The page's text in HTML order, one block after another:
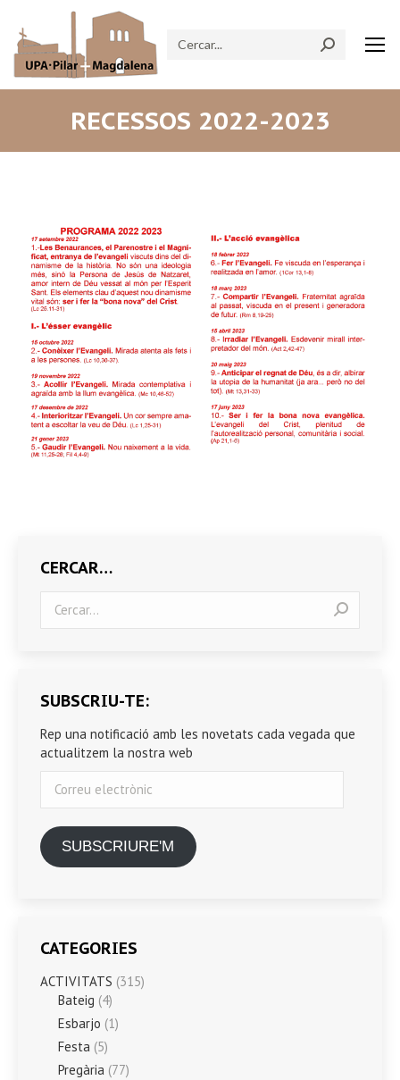
Search:
RECESSOS 2022-2023
CERCAR…
SUBSCRIU-TE:
Rep una notificació amb les novetats cada vegada que
actualitzem la nostra web
electrònic
SUBSCRIURE'M
CATEGORIES
ACTIVITATS (315)
Bateig (4)
Esbarjo (1)
Festa (5)
Pregària (77)